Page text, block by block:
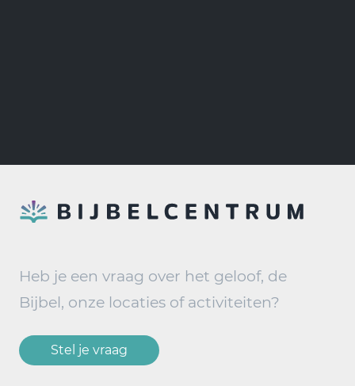
Heb je een vraag over het geloof, de
Bijbel, onze locaties of activiteiten?
Stel je vraag